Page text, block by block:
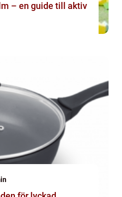
– en guide till aktiv